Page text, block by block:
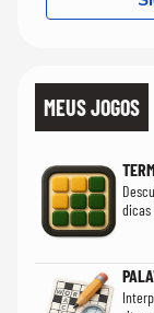
MEUS JOGOS
dicas